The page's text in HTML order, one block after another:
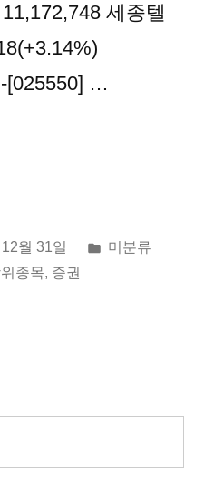
세종텔
[025550] …
월 31일
게
미분류
종목, 증권